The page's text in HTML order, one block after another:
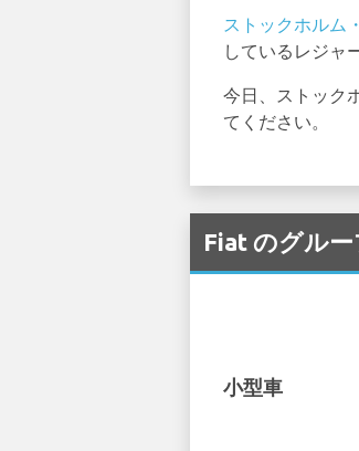
ストックホルム
しているレジャ
今日、ストック
てください。
Fiat のグル
小型車